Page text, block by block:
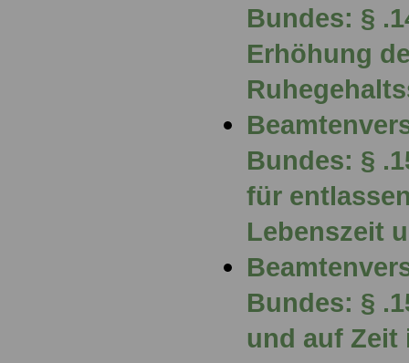
Bundes: §
Erhöhung
Bundes: §
für
Lebenszeit
Bundes: §
und auf